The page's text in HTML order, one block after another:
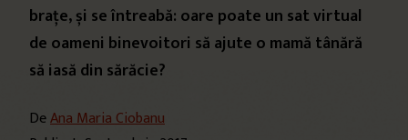
brațe, și se întreabă: oare poate un sat virtual
de oameni binevoitori să ajute o mamă tânără
să iasă din sărăcie?
DeAna Maria Ciobanu